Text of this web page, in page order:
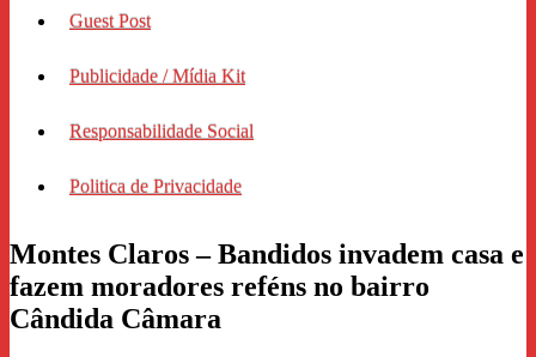
Guest Post
Publicidade / Mídia Kit
Responsabilidade Social
Politica de Privacidade
Montes Claros – Bandidos invadem casa e
fazem moradores reféns no bairro
Cândida Câmara